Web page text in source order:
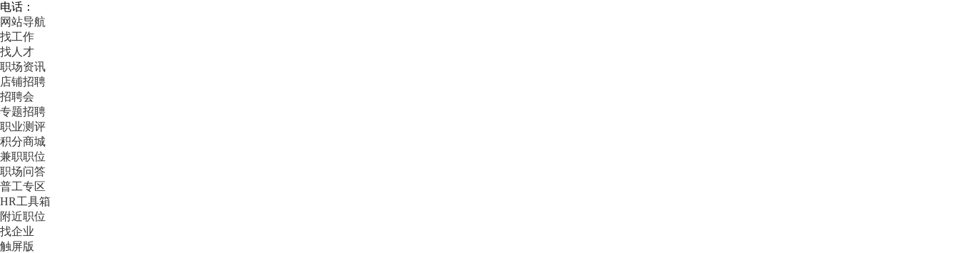
电话：
网站导航
找工作
找人才
职场资讯
店铺招聘
招聘会
专题招聘
职业测评
积分商城
兼职职位
职场问答
普工专区
HR工具箱
附近职位
找企业
触屏版